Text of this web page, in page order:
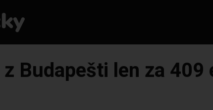
Budapešti len za 409